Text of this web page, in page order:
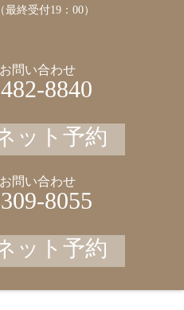
最終受付19：00）
問い合わせ
8840
ット予約
問い合わせ
8055
ット予約